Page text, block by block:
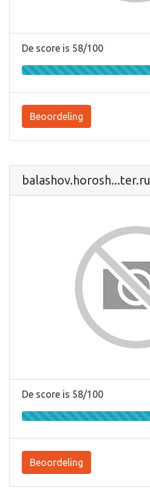
De score is 58/100
Beoordeling
balashov.horosh...ter.ru
De score is 58/100
Beoordeling